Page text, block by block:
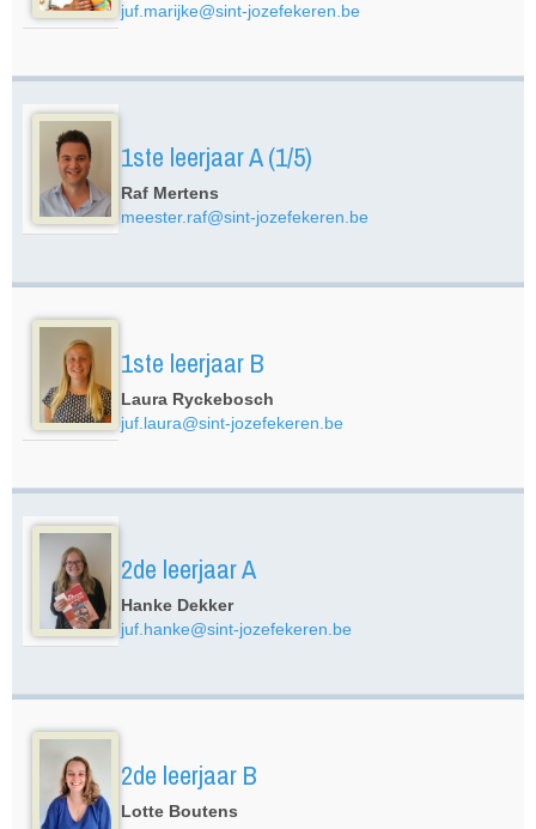
juf.marijke@sint-jozefekeren.be
1ste leerjaar A (1/5)
Raf Mertens
meester.raf@sint-jozefekeren.be
1ste leerjaar B
Laura Ryckebosch
juf.laura@sint-jozefekeren.be
2de leerjaar A
Hanke Dekker
juf.hanke@sint-jozefekeren.be
2de leerjaar B
Lotte Boutens